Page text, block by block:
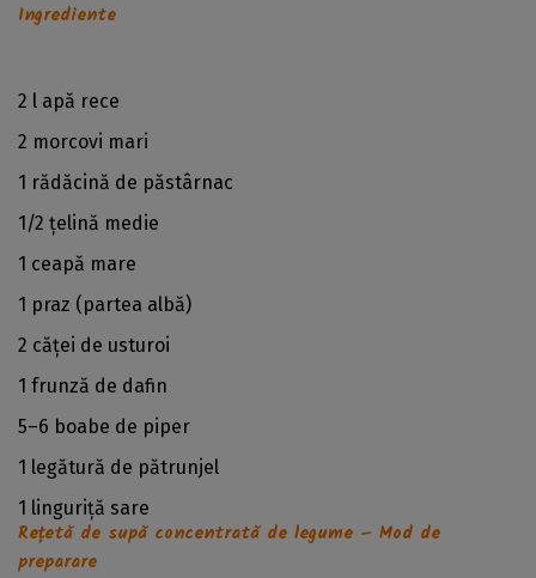
Ingrediente
2 l apă rece
2 morcovi mari
1 rădăcină de păstârnac
1/2 țelină medie
1 ceapă mare
1 praz (partea albă)
2 căței de usturoi
1 frunză de dafin
5–6 boabe de piper
1 legătură de pătrunjel
1 linguriță sare
Rețetă de supă concentrată de legume – Mod de
preparare